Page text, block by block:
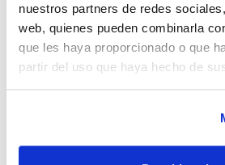
nuestros partners de redes
web, quienes pueden combinarla
que les haya proporcionado o que
partir del uso que haya hecho de
Imprimir ficha de
producto
Características
Capacidad : x 1 kg
- Sinónimos: Potasio ferricianuro,